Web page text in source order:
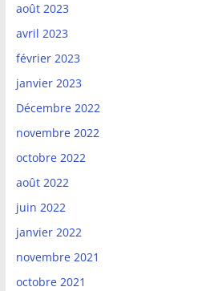
août 2023
avril 2023
février 2023
janvier 2023
Décembre 2022
novembre 2022
octobre 2022
août 2022
juin 2022
janvier 2022
novembre 2021
octobre 2021